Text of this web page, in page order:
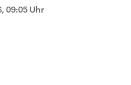
09:05 Uhr